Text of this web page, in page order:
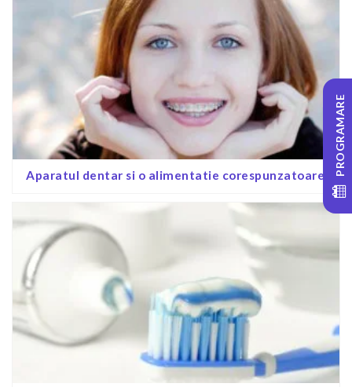
Aparatul dentar si o alimentatie corespunzatoare PROGRAMARE